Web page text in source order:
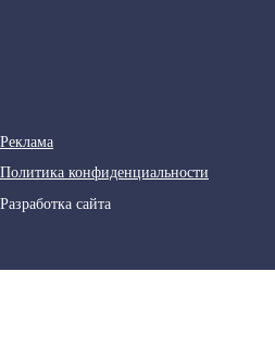
Реклама
Политика конфиденциальности
Разработка сайта